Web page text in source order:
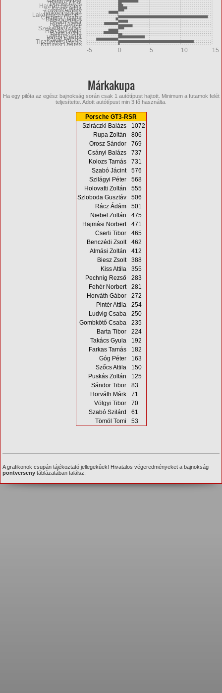
Körtvési Dénes
Tiszárovits Gyula
Pákai Róbert
Varga Csaba
Jerkó Gyula
Balikó Attila
Harcsa István
Szekeres Zoltán
Papp Zsolt
Rigó Tamás
Rádi Péter
Balázs János
Ceglédi Csaba
Lakomecz Norbert
Tyukodi Zoltán
Tóvári György
Király Attila
Havrán Gergely
Dózsa Ákos
-5 0 5 10 15
Márkakupa
Ha egy pilóta az egész bajnokság során csak 1 autótípust hajtott. Minimum a futamok felét
teljesítette. Adott autótípust min 3 fő használta.
Porsche GT3-RSR
Sziráczki Balázs
1072
Rupa Zoltán
806
Orosz Sándor
769
Csányi Balázs
737
Kolozs Tamás
731
Szabó Jácint
576
Szilágyi Péter
568
Holovatti Zoltán
555
Szloboda Gusztáv
506
Rácz Ádám
501
Niebel Zoltán
475
Hajmási Norbert
471
Cserti Tibor
465
Benczédi Zsolt
462
Almási Zoltán
412
Biesz Zsolt
388
Kiss Attila
355
Pechnig Rezső
283
Fehér Norbert
281
Horváth Gábor
272
Pintér Attila
254
Ludvig Csaba
250
Gombkötő Csaba
235
Barta Tibor
224
Takács Gyula
192
Farkas Tamás
182
Góg Péter
163
Szőcs Attila
150
Puskás Zoltán
125
Sándor Tibor
83
Horváth Márk
71
Völgyi Tibor
70
Szabó Szilárd
61
Tömöl Tomi
53
A grafikonok csupán tájékoztató jellegekûek! Hivatalos végeredményeket a bajnokság
pontverseny táblázatában találsz.